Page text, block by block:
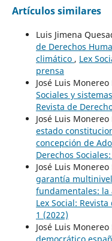
Artículos similares
Luis Jimena
de Derechos
climático , Lex
prensa
José Luis Monereo
Sociales y
Revista de
José Luis Monereo
estado
concepción de
Derechos
José Luis Monereo
garantía
fundamentales: la
Lex Social:
1 (2022)
José Luis Monereo